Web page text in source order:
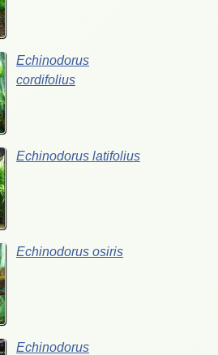
Echinodorus
cordifolius
Echinodorus latifolius
Echinodorus osiris
Echinodorus